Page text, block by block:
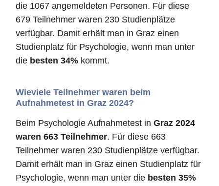
die 1067 angemeldeten Personen. Für diese
679 Teilnehmer waren 230 Studienplätze
verfügbar. Damit erhält man in Graz einen
Studienplatz für Psychologie, wenn man unter
die besten 34% kommt.
Wieviele Teilnehmer waren beim
Aufnahmetest in Graz 2024?
Beim Psychologie Aufnahmetest in Graz 2024
waren 663 Teilnehmer. Für diese 663
Teilnehmer waren 230 Studienplätze verfügbar.
Damit erhält man in Graz einen Studienplatz für
Psychologie, wenn man unter die besten 35%